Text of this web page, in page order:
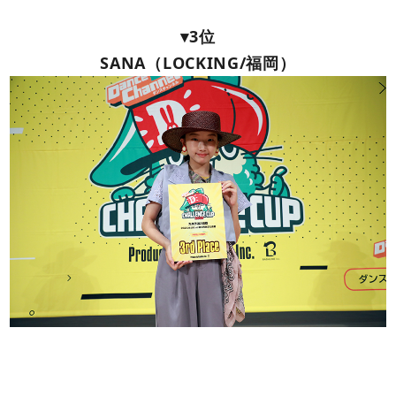
▾3位
SANA（LOCKING/福岡）